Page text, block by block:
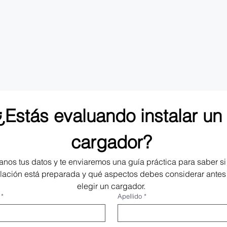
evaluando instalar un
cargador?
tus datos y te enviaremos una guía práctica para saber
está preparada y qué aspectos debes considerar
elegir un cargador.
* Apellido *